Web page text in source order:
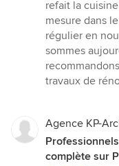
étoiles
sur
5
refait la
mesure dans
régulier en
sommes
travaux de
Agence KP-
complète sur